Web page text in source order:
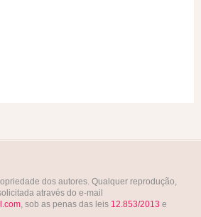
dos autores. Qualquer reprodução,
através do e-mail
, sob as penas das leis 12.853/2013 e